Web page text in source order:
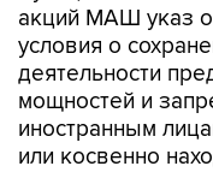
акций МАШ указ
условия о
деятельности
мощностей и
иностранным
или косвенно